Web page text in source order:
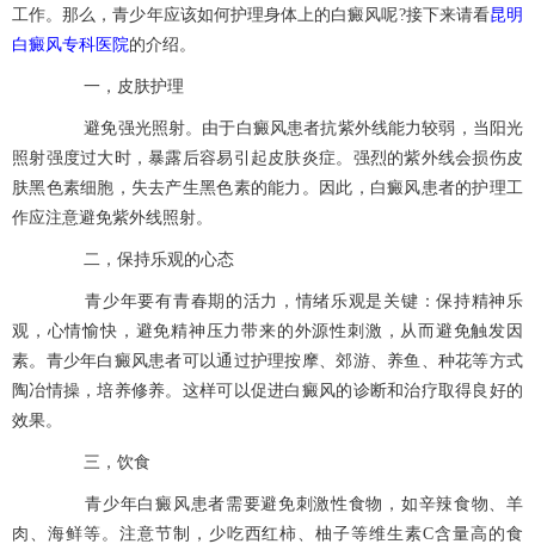
工作。那么，青少年应该如何护理身体上的白癜风呢?接下来请看昆明
白癜风专科医院的介绍。
一，皮肤护理
避免强光照射。由于白癜风患者抗紫外线能力较弱，当阳光
照射强度过大时，暴露后容易引起皮肤炎症。强烈的紫外线会损伤皮
肤黑色素细胞，失去产生黑色素的能力。因此，白癜风患者的护理工
作应注意避免紫外线照射。
二，保持乐观的心态
青少年要有青春期的活力，情绪乐观是关键：保持精神乐
观，心情愉快，避免精神压力带来的外源性刺激，从而避免触发因
素。青少年白癜风患者可以通过护理按摩、郊游、养鱼、种花等方式
陶冶情操，培养修养。这样可以促进白癜风的诊断和治疗取得良好的
效果。
三，饮食
青少年白癜风患者需要避免刺激性食物，如辛辣食物、羊
肉、海鲜等。注意节制，少吃西红柿、柚子等维生素C含量高的食